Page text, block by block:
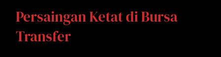
Persaingan Ketat di Bursa
Transfer